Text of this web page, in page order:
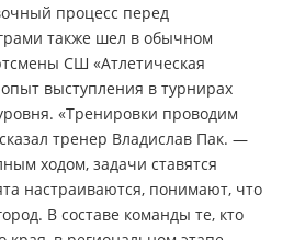
процесс перед
также шел в обычном
СШ «Атлетическая
выступления в турнирах
«Тренировки проводим
тренер Владислав Пак. —
ходом, задачи ставятся
настраиваются, понимают, что
В составе команды те, кто